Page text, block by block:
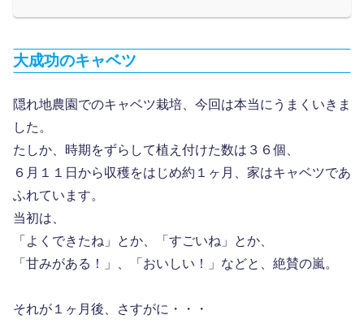
大成功のキャベツ
隠れ地農園でのキャベツ栽培、今回は本当にうまくいきま
した。
たしか、時期をずらして植え付けた数は３６個、
６月１１日から収穫をはじめ約１ヶ月、家はキャベツであ
ふれています。
当初は、
「よくできたね」とか、「すごいね」とか、
「甘みがある！」、「おいしい！」などと、絶賛の嵐。
それが１ヶ月後、さすがに・・・